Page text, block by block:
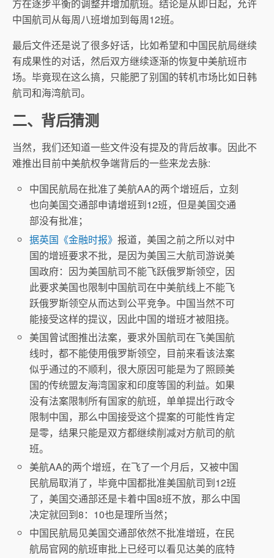
方在逐步平衡的调整并增加航班。结论是从即日起，允许
中国航司从每周八班增加到每周12班。
最后文件还是说了很多好话，比如希望和中国民航局继续
有成果性的对话，然后双方继续逐渐的恢复中美航班市
场。毕竟现在这么搞，只能肥了别国的转机市场比如日韩
航司和海湾航司。
二、背后猜测
当然，我们还知道一些文件没有提及的背后故事。因此不
难推出目前中美航权争端背后的一些来龙去脉:
中国民航局在批准了美航AA的两个增班后，立刻
也向美国交通部申请增班到12班，但是美国交通
部没有批准；
据英国《金融时报》报道，美国之前之所以对中
国的增班要求不批，是因为美国三大航司游说美
国政府：因为美国航司不能飞跃俄罗斯领空，因
此要求美国也限制中国航司在中美航线上不能飞
跃俄罗斯领空从而达到公平竞争。中国当然不可
能接受这样的提议，因此中国的增班才被阻挠。
美国曾试图推出法案，要求外国航司在飞美国航
线时，都不能使用俄罗斯领空，目前来看该法案
似乎通过的不顺利，很大原因可能是为了照顾美
国的传统盟友海湾国家和印度等国的利益。如果
没有法案限制所有国家的航班，单单提出行政令
限制中国，那么中国接受这个提案的可能性肯定
是零，结果只能是双方都继续削减对方航司的航
班。
美航AA的两个增班，在飞了一个月后，又被中国
民航局取消了，毕竟中国都批准美国航司到12班
了，美国交通部还是卡着中国8班不放，那么中国
决定就回到8：10也是理所当然；
中国民航局见美国交通部依然不批准增班，在民
航局官网的航班审批上已经可以看见达美的底特